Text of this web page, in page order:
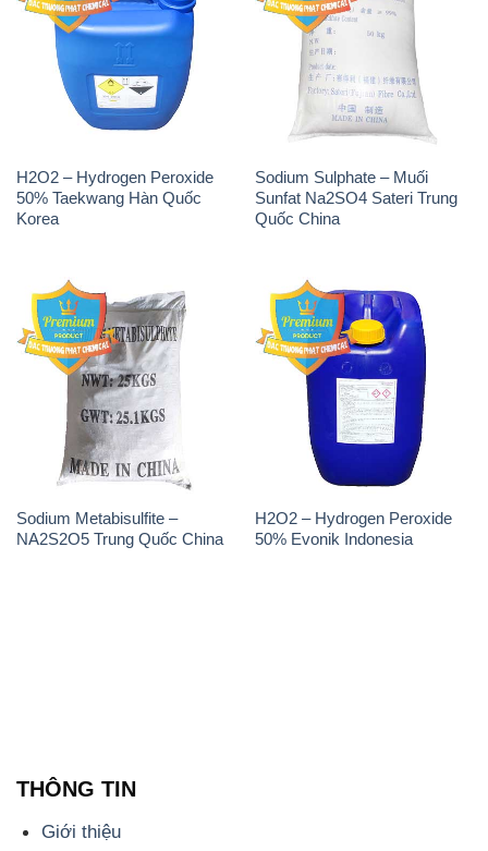
H2O2 – Hydrogen Peroxide
50% Taekwang Hàn Quốc
Korea
Sodium Sulphate – Muối
Sunfat Na2SO4 Sateri Trung
Quốc China
Sodium Metabisulfite –
NA2S2O5 Trung Quốc China
H2O2 – Hydrogen Peroxide
50% Evonik Indonesia
THÔNG TIN
Giới thiệu